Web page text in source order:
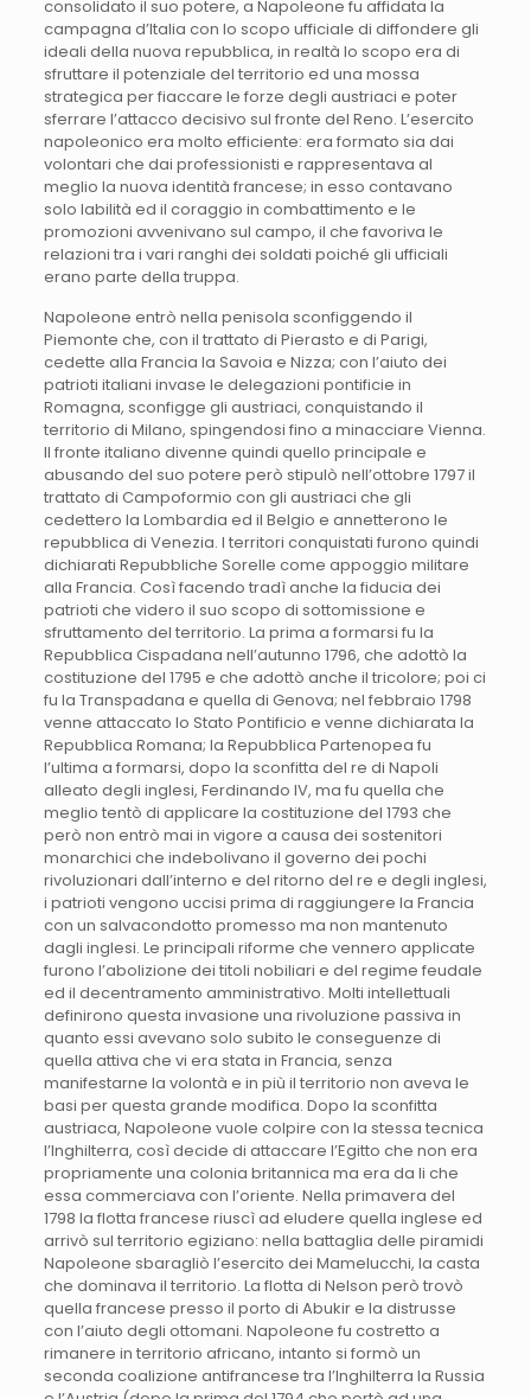
consolidato il suo potere, a Napoleone fu affidata la
campagna d’Italia con lo scopo ufficiale di diffondere gli
ideali della nuova repubblica, in realtà lo scopo era di
sfruttare il potenziale del territorio ed una mossa
strategica per fiaccare le forze degli austriaci e poter
sferrare l’attacco decisivo sul fronte del Reno. L’esercito
napoleonico era molto efficiente: era formato sia dai
volontari che dai professionisti e rappresentava al
meglio la nuova identità francese; in esso contavano
solo labilità ed il coraggio in combattimento e le
promozioni avvenivano sul campo, il che favoriva le
relazioni tra i vari ranghi dei soldati poiché gli ufficiali
erano parte della truppa.
Napoleone entrò nella penisola sconfiggendo il
Piemonte che, con il trattato di Pierasto e di Parigi,
cedette alla Francia la Savoia e Nizza; con l’aiuto dei
patrioti italiani invase le delegazioni pontificie in
Romagna, sconfigge gli austriaci, conquistando il
territorio di Milano, spingendosi fino a minacciare Vienna.
Il fronte italiano divenne quindi quello principale e
abusando del suo potere però stipulò nell’ottobre 1797 il
trattato di Campoformio con gli austriaci che gli
cedettero la Lombardia ed il Belgio e annetterono le
repubblica di Venezia. I territori conquistati furono quindi
dichiarati Repubbliche Sorelle come appoggio militare
alla Francia. Così facendo tradì anche la fiducia dei
patrioti che videro il suo scopo di sottomissione e
sfruttamento del territorio. La prima a formarsi fu la
Repubblica Cispadana nell’autunno 1796, che adottò la
costituzione del 1795 e che adottò anche il tricolore; poi ci
fu la Transpadana e quella di Genova; nel febbraio 1798
venne attaccato lo Stato Pontificio e venne dichiarata la
Repubblica Romana; la Repubblica Partenopea fu
l’ultima a formarsi, dopo la sconfitta del re di Napoli
alleato degli inglesi, Ferdinando IV, ma fu quella che
meglio tentò di applicare la costituzione del 1793 che
però non entrò mai in vigore a causa dei sostenitori
monarchici che indebolivano il governo dei pochi
rivoluzionari dall’interno e del ritorno del re e degli inglesi,
i patrioti vengono uccisi prima di raggiungere la Francia
con un salvacondotto promesso ma non mantenuto
dagli inglesi. Le principali riforme che vennero applicate
furono l’abolizione dei titoli nobiliari e del regime feudale
ed il decentramento amministrativo. Molti intellettuali
definirono questa invasione una rivoluzione passiva in
quanto essi avevano solo subito le conseguenze di
quella attiva che vi era stata in Francia, senza
manifestarne la volontà e in più il territorio non aveva le
basi per questa grande modifica. Dopo la sconfitta
austriaca, Napoleone vuole colpire con la stessa tecnica
l’Inghilterra, così decide di attaccare l’Egitto che non era
propriamente una colonia britannica ma era da li che
essa commerciava con l’oriente. Nella primavera del
1798 la flotta francese riuscì ad eludere quella inglese ed
arrivò sul territorio egiziano: nella battaglia delle piramidi
Napoleone sbaragliò l’esercito dei Mamelucchi, la casta
che dominava il territorio. La flotta di Nelson però trovò
quella francese presso il porto di Abukir e la distrusse
con l’aiuto degli ottomani. Napoleone fu costretto a
rimanere in territorio africano, intanto si formò un
seconda coalizione antifrancese tra l’Inghilterra la Russia